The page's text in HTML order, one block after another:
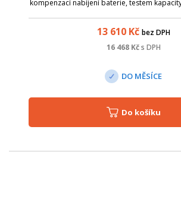
kompenzací nabíjení baterie, testem
13 610Kč bez DPH
16 468Kč s DPH
DO MĚSÍCE
Do košíku